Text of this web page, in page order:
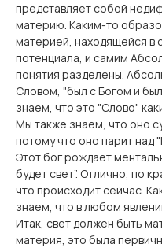
представляет собой
материю. Каким-то
материей, находящейся в
потенциала, и самим
понятия разделены.
Словом, "был с Богом и
знаем, что это "Слово"
Мы также знаем, что оно
потому что оно парит над
Этот бог рождает
будет свет”. Отлично, по
что происходит сейчас.
знаем, что в любом
Итак, свет должен быть
материя, это была